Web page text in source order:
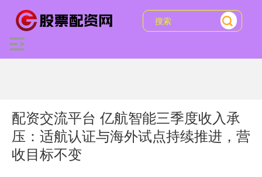
配资交流平台 亿航智能三季度收入承
压：适航认证与海外试点持续推进，营
收目标不变